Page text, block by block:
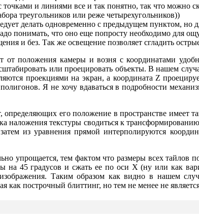
и линиями все и так понятно, так что можно
треугольников или реже четырехугольников))
делать одновременно с предыдущем пунктом, но
понимать, что оно еще попросту необходимо для
и без. Так же освещение позволяет сгладить
от положения камеры и возня с координатами
или проецировать объекты. В нашем
проекциями на экран, а координата Z
Я не хочу вдаваться в подробности
его положение в пространстве имеет
наложения текстуры сводиться к
из уравнения прямой интерполируются
упрощается, тем фактом что размеры всех
на 45 градусов и сжать ее по оси X (ну или как
Таким образом как видно в нашем
как построчный блиттинг, но тем не менее не